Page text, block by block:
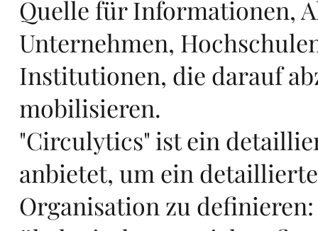
Quelle für Informationen,
Unternehmen,
Institutionen, die darauf
mobilisieren.
"Circulytics" ist ein
anbietet, um ein
Organisation zu
me
nc